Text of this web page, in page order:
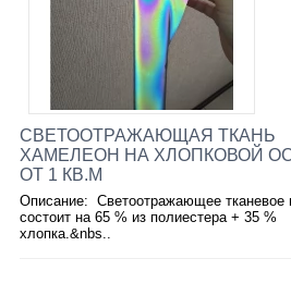
СВЕТООТРАЖАЮЩАЯ ТКАНЬ
ХАМЕЛЕОН НА ХЛОПКОВОЙ
ОТ 1 КВ.М
Описание: Светоотражающее тканевое
состоит на 65 % из полиестера + 35 %
хлопка.&nbs..